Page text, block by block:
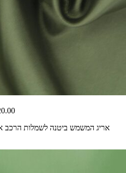
אריג המשמש ביטנה לשמלות הרכב אצטט